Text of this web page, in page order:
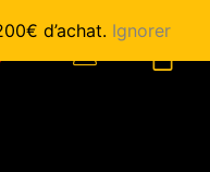
d’achat. Ignorer